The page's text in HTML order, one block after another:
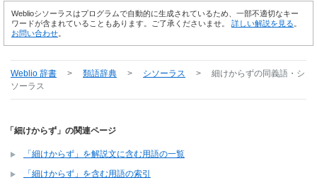
Weblioシソーラスはプログラムで自動的に生成されているため、一部不適切なキー
ワードが含まれていることもあります。ご了承くださいませ。 詳しい解説を見る
お問い合わせ
Weblio 辞書 > 類語辞典 > シソーラス > 細けからずの同義語・シ
ソーラス
「細けからず」の関連ページ
「細けからず」を解説文に含む用語の一覧
「細けからず」を含む用語の索引